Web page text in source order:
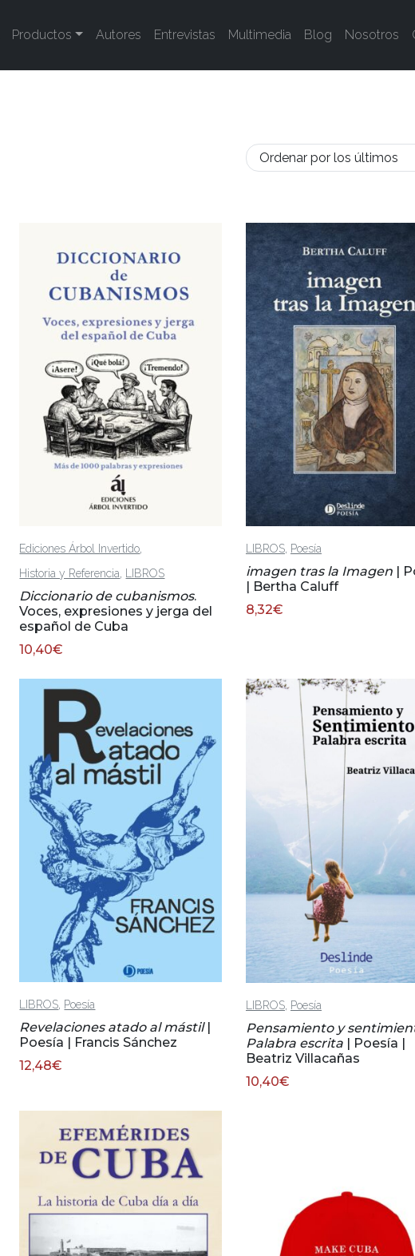
Productos Autores Entrevistas Multimedia Blog Nosotros
Ediciones Árbol Invertido,
Historia y Referencia, LIBROS
Diccionario de cubanismos.
Voces, expresiones y jerga del
español de Cuba
10,40€
LIBROS, Poesía
imagen tras la Imagen|
| Bertha Caluff
8,32€
LIBROS, Poesía
Revelaciones atado al mástil|
Poesía | Francis Sánchez
12,48€
LIBROS, Poesía
Pensamiento y
Palabra escrita| Poesía |
Beatriz Villacañas
10,40€